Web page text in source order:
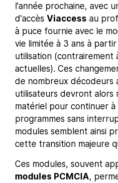
l'année prochaine, avec
d'accès Viaccess au
à puce fournie avec le
vie limitée à 3 ans à
utilisation (contrairement
actuelles). Ces
de nombreux décodeurs
utilisateurs devront alors
matériel pour continuer à
programmes sans
modules semblent ainsi
cette transition majeure
Ces modules, souvent
modules PCMCIA,